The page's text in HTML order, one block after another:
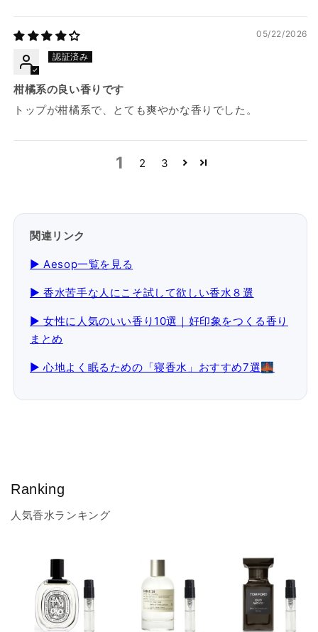
05/22/2026
柑橘系の良い香りです
トップが柑橘系で、とても爽やかな香りでした。
1 2 3
関連リンク
▶ Aesop一覧を見る
▶ 香水苦手な人にこそ試して欲しい香水８選
▶ 女性に人気のいい香り10選｜好印象をつくる香り
まとめ
▶ 心地よく眠るための「寝香水」おすすめ7選🌉
Ranking
人気香水ランキング